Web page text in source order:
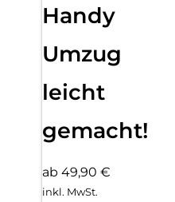
Handy
Umzug
leicht
gemacht!
ab 49,90 €
inkl. MwSt.